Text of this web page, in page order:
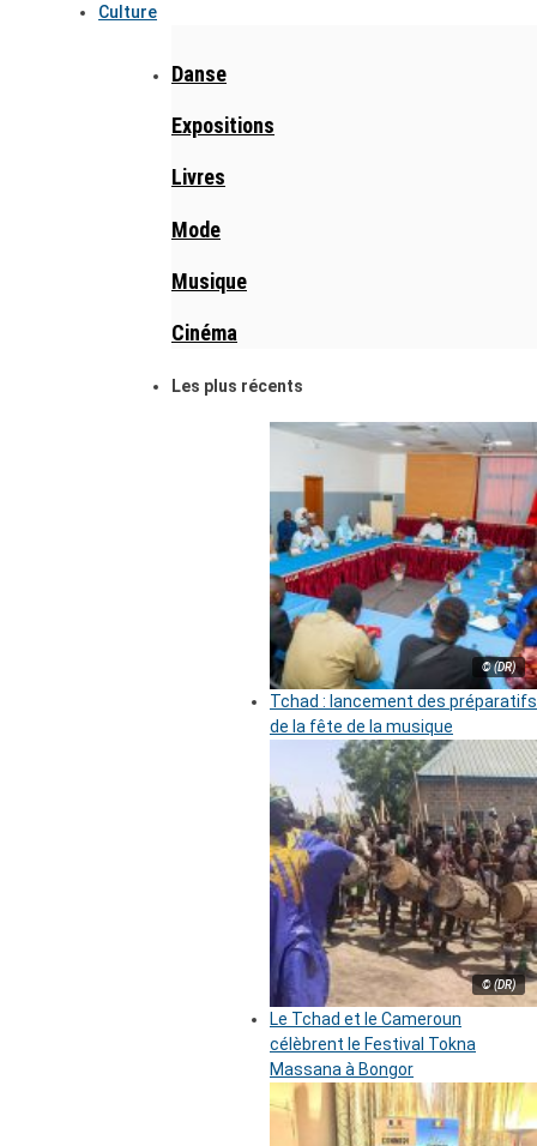
Culture
Danse
Expositions
Livres
Mode
Musique
Cinéma
Les plus récents
© (DR)
Tchad : lancement des préparatifs
de la fête de la musique
© (DR)
Le Tchad et le Cameroun
célèbrent le Festival Tokna
Massana à Bongor